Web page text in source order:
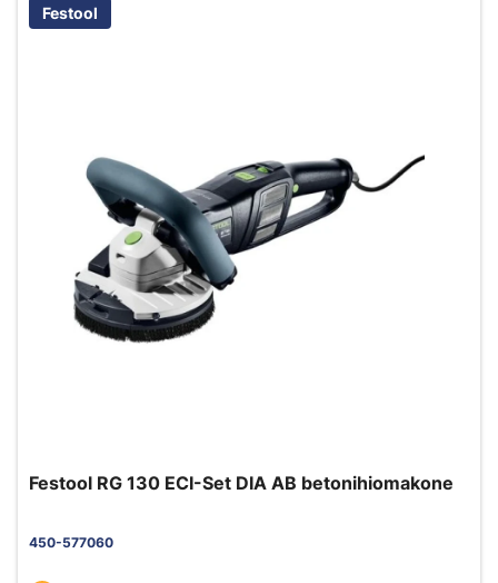
Festool
Festool RG 130 ECI-Set DIA AB betonihiomakone
450-577060